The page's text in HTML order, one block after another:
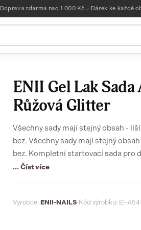
Doprava zdarma nad 1 000 Kč Dárek ke každé
ENII Gel Lak
Růžová Glitter
Všechny sady mají stejný obsah -
bez. Všechny sady mají stejný
bez. Kompletní startovací sada pro
UV/LED lampu 54W, růžové a
... Číst více
Výrobce: ENII-NAILS Kód výrobku: EI-